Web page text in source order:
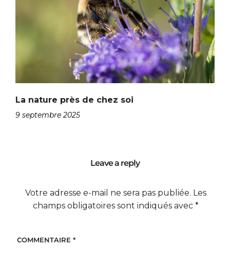
La nature près de chez soi
9 septembre 2025
Leave a reply
Votre adresse e-mail ne sera pas publiée. Les
champs obligatoires sont indiqués avec *
COMMENTAIRE *